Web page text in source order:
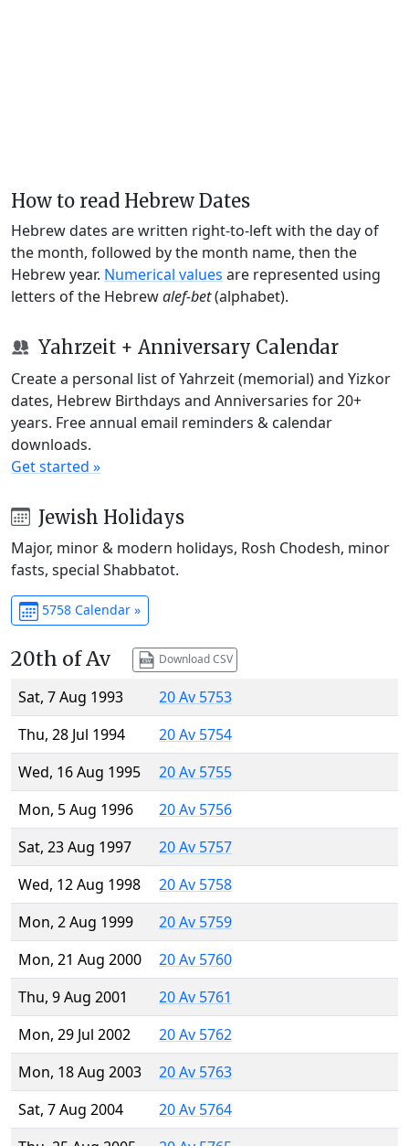
How to read Hebrew Dates
Hebrew dates are written right-to-left with the day of
the month, followed by the month name, then the
Hebrew year. Numerical values are represented using
letters of the Hebrewalef-bet(alphabet).
Yahrzeit + Anniversary Calendar
Create a personal list of Yahrzeit (memorial) and Yizkor
dates, Hebrew Birthdays and Anniversaries for 20+
years. Free annual email reminders & calendar
downloads.
Get started »
Jewish Holidays
Major, minor & modern holidays, Rosh Chodesh, minor
fasts, special Shabbatot.
5758 Calendar »
20th of Av Download CSV
Sat, 7 Aug 1993
20 Av 5753
Thu, 28 Jul 1994
20 Av 5754
Wed, 16 Aug 1995
20 Av 5755
Mon, 5 Aug 1996
20 Av 5756
Sat, 23 Aug 1997
20 Av 5757
Wed, 12 Aug 1998
20 Av 5758
Mon, 2 Aug 1999
20 Av 5759
Mon, 21 Aug 2000
20 Av 5760
Thu, 9 Aug 2001
20 Av 5761
Mon, 29 Jul 2002
20 Av 5762
Mon, 18 Aug 2003
20 Av 5763
Sat, 7 Aug 2004
20 Av 5764